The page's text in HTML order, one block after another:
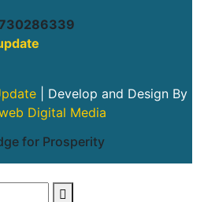
| Develop and Design By
Digital Media
for Prosperity